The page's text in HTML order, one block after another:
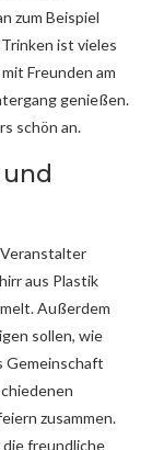
zum Beispiel
ist vieles
Freunden am
genießen.
schön an.
aus Plastik
Außerdem
sollen, wie
Gemeinschaft
zusammen.
die freundliche